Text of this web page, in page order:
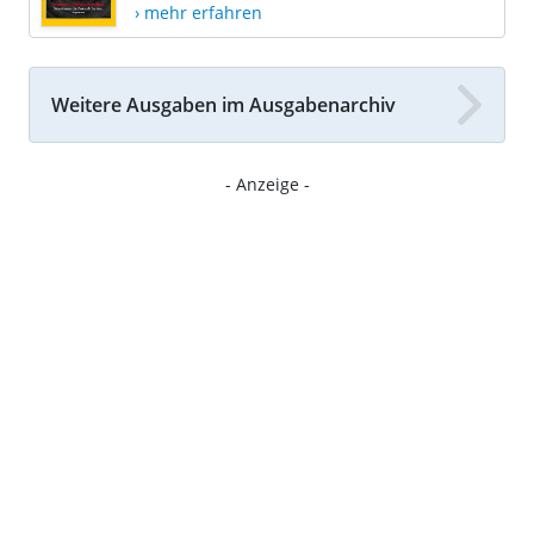
› mehr erfahren
Weitere Ausgaben im Ausgabenarchiv
- Anzeige -